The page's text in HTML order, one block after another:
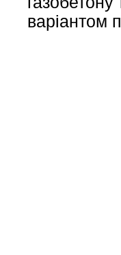
варіантом